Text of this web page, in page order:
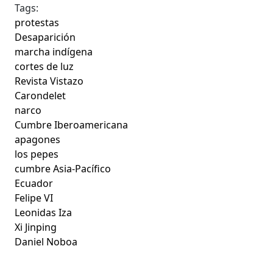
Tags:
protestas
Desaparición
marcha indígena
cortes de luz
Revista Vistazo
Carondelet
narco
Cumbre Iberoamericana
apagones
los pepes
cumbre Asia-Pacífico
Ecuador
Felipe VI
Leonidas Iza
Xi Jinping
Daniel Noboa